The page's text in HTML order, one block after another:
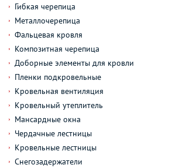
Гибкая черепица
Металлочерепица
Фальцевая кровля
Композитная черепица
Доборные элементы для кровли
Пленки подкровельные
Кровельная вентиляция
Кровельный утеплитель
Мансардные окна
Чердачные лестницы
Кровельные лестницы
Снегозадержатели